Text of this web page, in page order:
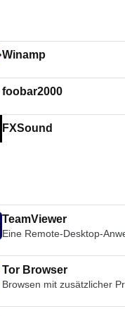
Winamp
foobar2000
FXSound
TeamViewer
Eine Remote-Desktop-
Tor Browser
Browsen mit zusätzlicher